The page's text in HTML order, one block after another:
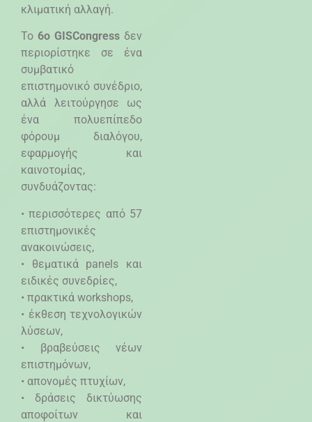
κλιματική αλλαγή.
Το 6ο GISCongress δεν
περιορίστηκε σε ένα
συμβατικό
επιστημονικό συνέδριο,
αλλά λειτούργησε ως
ένα πολυεπίπεδο
φόρουμ διαλόγου,
εφαρμογής και
καινοτομίας,
συνδυάζοντας:
• περισσότερες από 57
επιστημονικές
ανακοινώσεις,
• θεματικά panels και
ειδικές συνεδρίες,
• πρακτικά workshops,
• έκθεση τεχνολογικών
λύσεων,
• βραβεύσεις νέων
επιστημόνων,
• απονομές πτυχίων,
• δράσεις δικτύωσης
αποφοίτων και